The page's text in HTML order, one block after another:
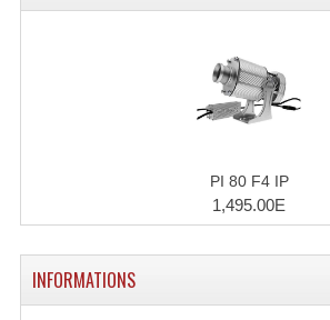
Haut-Parleurs Origine Sav
Pieces Détachées Sav
Public-Adress
PI 80 F4 IP
1,495.00E
INFORMATIONS